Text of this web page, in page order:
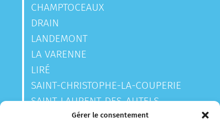
Gérer le consentement
CHAMPTOCEAUX
DRAIN
LANDEMONT
LA VARENNE
LIRÉ
SAINT-CHRISTOPHE-LA-COUPERIE
SAINT-LAURENT-DES-AUTELS
SAINT-SAUVEUR-DE-LANDEMONT